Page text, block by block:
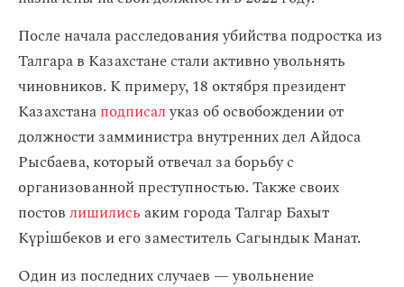
После начала расследования убийства подростка из
Талгара в Казахстане стали активно увольнять
чиновников. К примеру, 18 октября президент
Казахстанаподписалуказ об освобождении от
должности замминистра внутренних дел Айдоса
Рысбаева, который отвечал за борьбу с
организованной преступностью. Также своих
постовлишилисьаким города Талгар Бахыт
Күрішбеков и его заместитель Сагындык Манат.
Один из последних случаев — увольнение